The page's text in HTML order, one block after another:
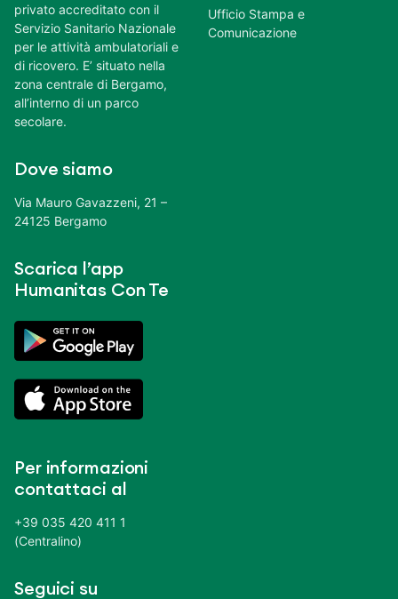
privato accreditato con il
Servizio Sanitario Nazionale
per le attività ambulatoriali e
di ricovero. E’ situato nella
zona centrale di Bergamo,
all’interno di un parco
secolare.
Dove siamo
Via Mauro Gavazzeni, 21 –
24125 Bergamo
Scarica l’app
Humanitas Con Te
Per informazioni
contattaci al
+39 035 420 411 1
(Centralino)
Seguici su
Ufficio Stampa e
Comunicazione